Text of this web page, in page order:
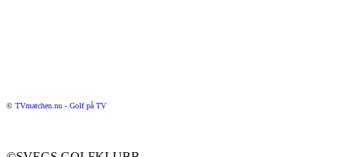
© TVmatchen.nu - Golf på TV